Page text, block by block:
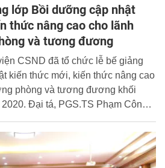
lớp Bồi dưỡng cập nhật
thức nâng cao cho lãnh
và tương đương
CSND đã tổ chức lễ bế giảng
kiến thức mới, kiến thức nâng cao
phòng và tương đương khối
Đại tá, PGS.TS Phạm Công